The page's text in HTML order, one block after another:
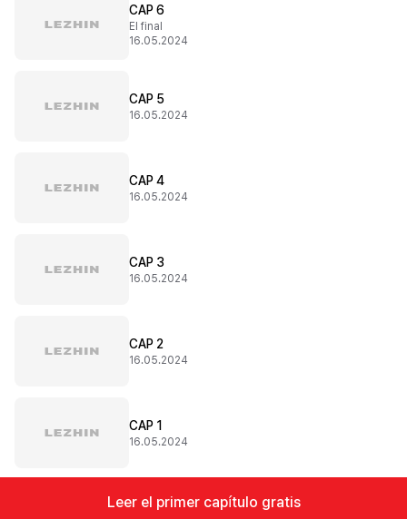
CAP 6
El final
16.05.2024
CAP 5
16.05.2024
CAP 4
16.05.2024
CAP 3
16.05.2024
CAP 2
16.05.2024
CAP 1
16.05.2024
Leer el primer capítulo gratis